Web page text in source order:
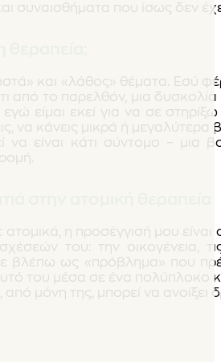
συναισθήματα που ίσως δεν
και «λάθος» θέματα. Εσύ
από το παρελθόν, μια
εγώ είμαι εκεί για να σε
να κάνεις μικρά ή
να είναι κάτι σύντομο – μια
ατομικά, η προσέγγισή μου
του: την οικογένεια,
βλέπω ως «πρόβλημα» που
του μέσα σε ένα πολύπλοκο
μόνη της, μπορεί να ανοίξει